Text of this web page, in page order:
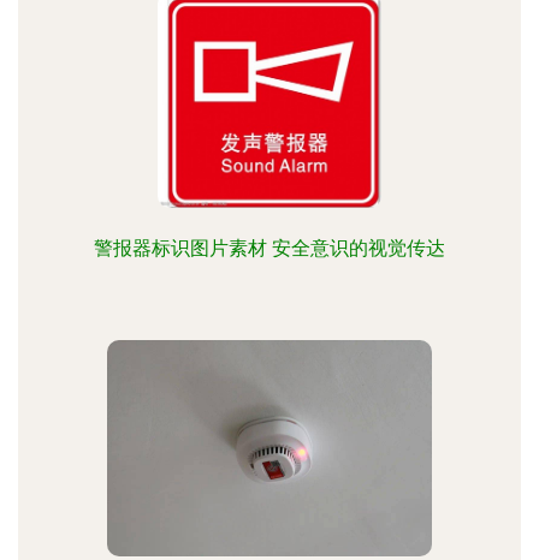
警报器标识图片素材 安全意识的视觉传达